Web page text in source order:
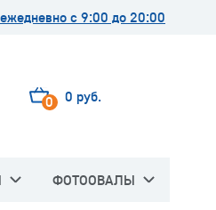
с 9:00 до 20:00
0 0 руб.
ФОТООВАЛЫ